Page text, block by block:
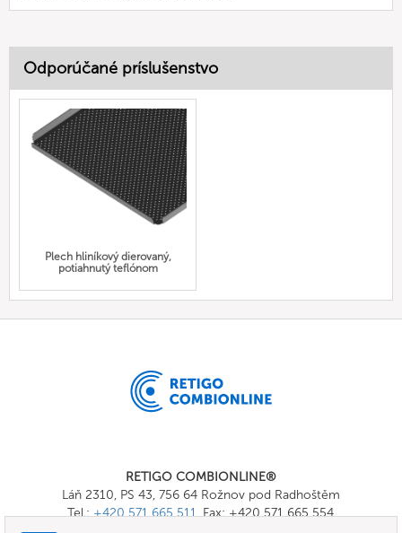
Odporúčané príslušenstvo
Plech hliníkový dierovaný,
potiahnutý teflónom
RETIGO COMBIONLINE®
Láň 2310, PS 43, 756 64 Rožnov pod Radhoštěm
Tel.:+420 571 665 511, Fax: +420 571 665 554